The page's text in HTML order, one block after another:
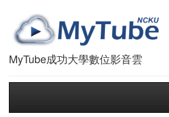
MyTube成功大學數位影音雲